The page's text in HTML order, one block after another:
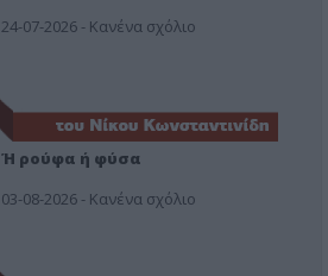
24-07-2026 - Κανένα σχόλιο
Ή ρούφα ή φύσα
03-08-2026 - Κανένα σχόλιο